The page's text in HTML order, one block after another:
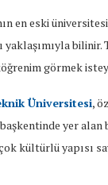
en eski
görmek
Üniversitesi,
yer
kültürlü yapısı